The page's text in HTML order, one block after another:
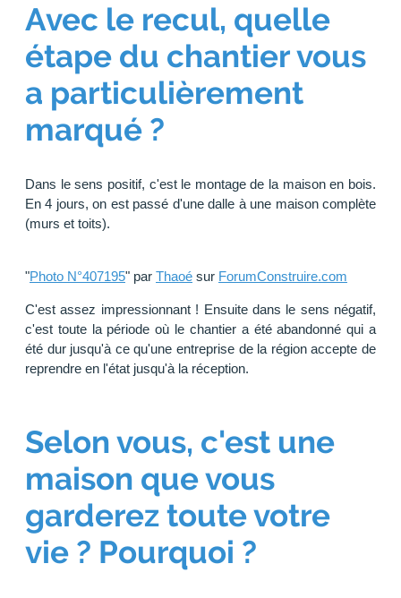
Avec le recul, quelle
étape du chantier vous
a particulièrement
marqué ?
Dans le sens positif, c'est le montage de la maison en bois.
En 4 jours, on est passé d'une dalle à une maison complète
(murs et toits).
"Photo N°407195" par Thaoé sur ForumConstruire.com
C'est assez impressionnant ! Ensuite dans le sens négatif,
c'est toute la période où le chantier a été abandonné qui a
été dur jusqu'à ce qu'une entreprise de la région accepte de
reprendre en l'état jusqu'à la réception.
Selon vous, c'est une
maison que vous
garderez toute votre
vie ? Pourquoi ?